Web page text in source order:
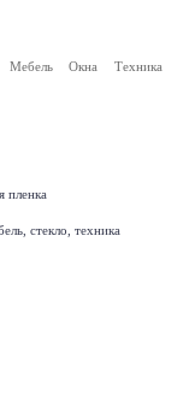
Мебель Окна Техника
пленка
стекло, техника